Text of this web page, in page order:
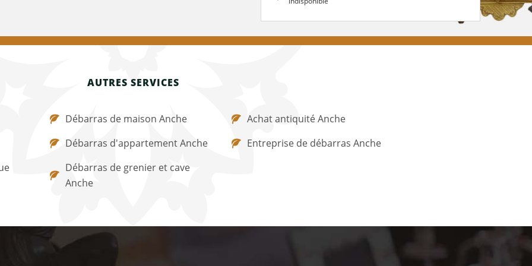
AUTRES SERVICES
Débarras de maison Anche
Débarras d'appartement Anche
Débarras de grenier et cave
Anche
Achat antiquité Anche
Entreprise de débarras Anche